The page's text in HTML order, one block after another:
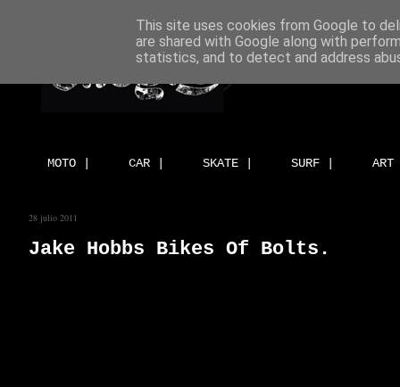
MOTO | CAR | SKATE | SURF |
28 julio 2011
Jake Hobbs Bikes Of Bolts.
This site uses cookies from Google to
are shared with Google along with
statistics, and to detect and address